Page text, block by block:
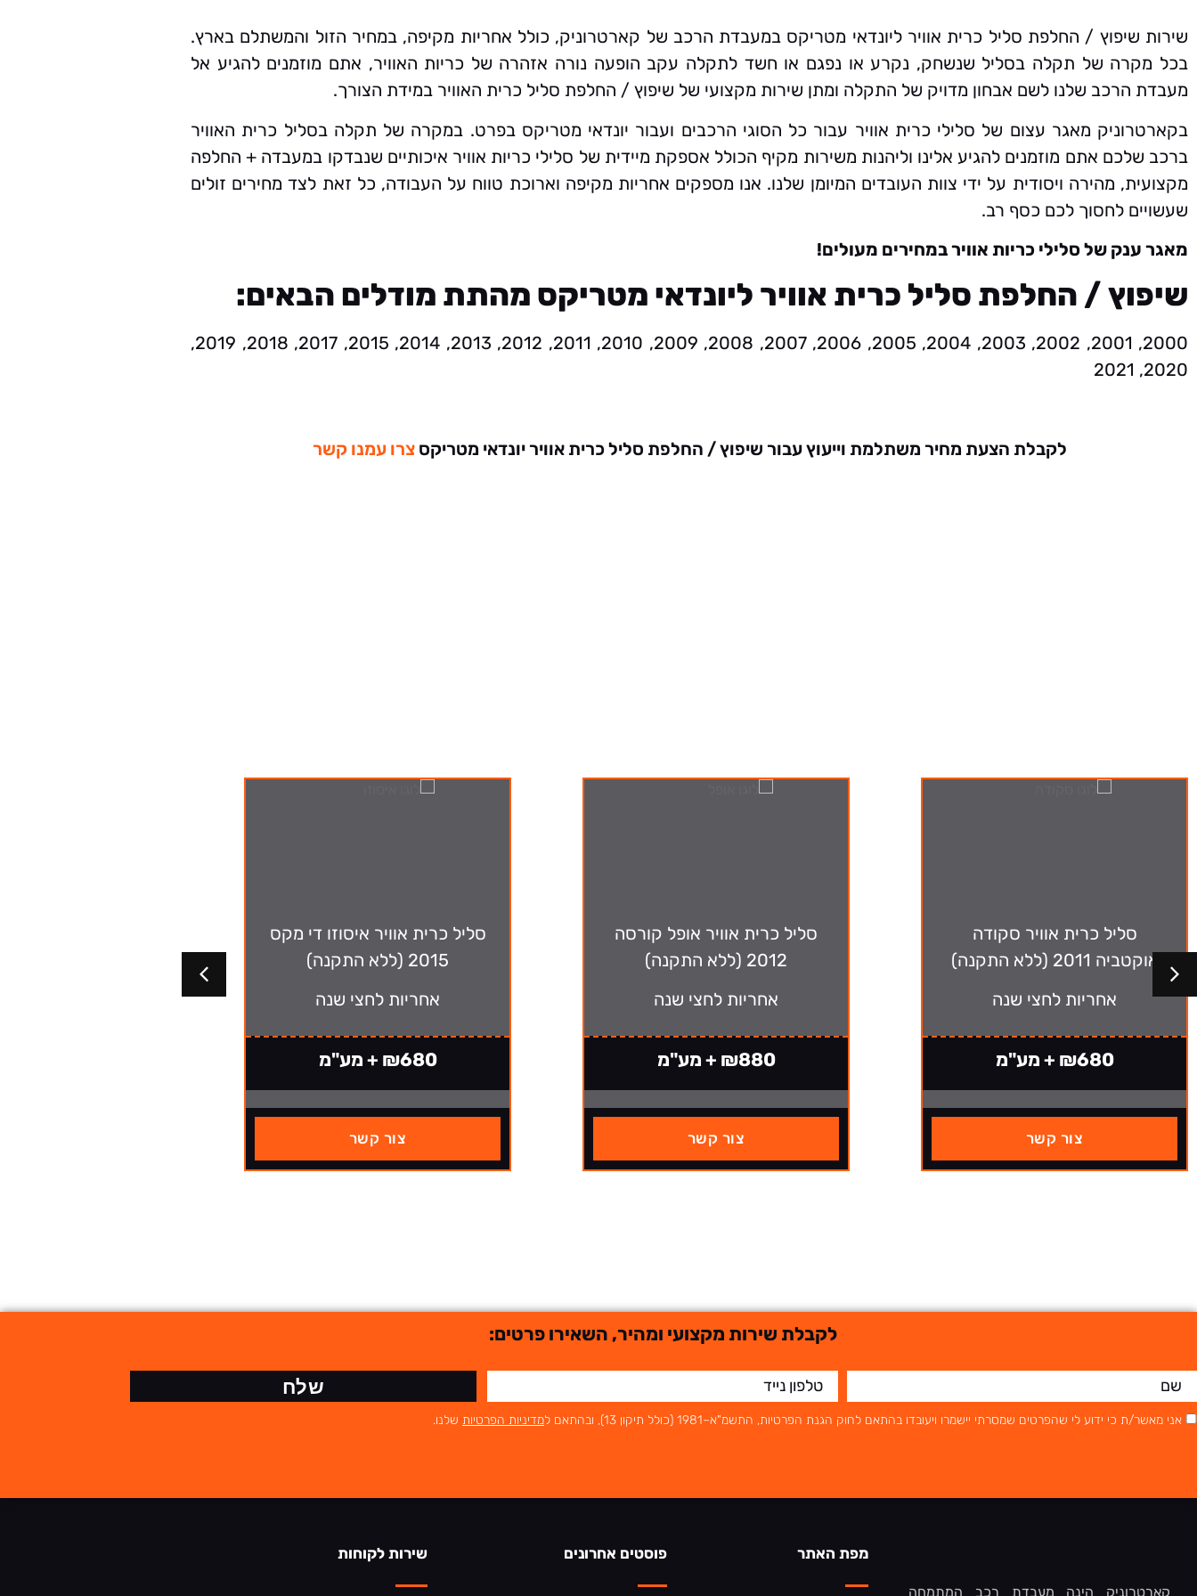
שירות שיפוץ / החלפת סליל כרית אוויר ליונדאי מטריקס במעבדת הרכב של קארטרוניק, כולל אחריות מקיפה, במחיר הזול והמשתלם בארץ.
בכל מקרה של תקלה בסליל שנשחק, נקרע או נפגם או חשד לתקלה עקב הופעה נורה אזהרה של כריות האוויר, אתם מוזמנים להגיע אל
מעבדת הרכב שלנו לשם אבחון מדויק של התקלה ומתן שירות מקצועי של שיפוץ / החלפת סליל כרית האוויר במידת הצורך.
בקארטרוניק מאגר עצום של סלילי כרית אוויר עבור כל הסוגי הרכבים ועבור יונדאי מטריקס בפרט. במקרה של תקלה בסליל כרית האוויר
ברכב שלכם אתם מוזמנים להגיע אלינו וליהנות משירות מקיף הכולל אספקת מיידית של סלילי כריות אוויר איכותיים שנבדקו במעבדה + החלפה
מקצועית, מהירה ויסודית על ידי צוות העובדים המיומן שלנו. אנו מספקים אחריות מקיפה וארוכת טווח על העבודה, כל זאת לצד מחירים זולים
שעשויים לחסוך לכם כסף רב.
מאגר ענק של סלילי כריות אוויר במחירים מעולים!
שיפוץ / החלפת סליל כרית אוויר ליונדאי מטריקס מהתת מודלים הבאים:
2000, 2001, 2002, 2003, 2004, 2005, 2006, 2007, 2008, 2009, 2010, 2011, 2012, 2013, 2014, 2015, 2017, 2018, 2019,
2020, 2021
לקבלת הצעת מחיר משתלמת וייעוץ עבור שיפוץ / החלפת סליל כרית אוויר יונדאי מטריקסצרו עמנו קשר
סליל כרית אוויר סקודה
אוקטביה 2011 (ללא התקנה)
אחריות לחצי שנה
₪680 + מע"מ
צור קשר
סליל כרית אוויר אופל קורסה
2012 (ללא התקנה)
אחריות לחצי שנה
₪880 + מע"מ
צור קשר
סליל כרית אוויר איסוזו די מקס
2015 (ללא התקנה)
אחריות לחצי שנה
₪680 + מע"מ
צור קשר
לקבלת שירות מקצועי ומהיר, השאירו פרטים:
אני מאשר/ת כי ידוע לי שהפרטים שמסרתי יישמרו ויעובדו בהתאם לחוק הגנת הפרטיות, התשמ"א–1981 (כולל תיקון 13), ובהתאם ל מדיניות הפרטיות שלנו.
שלח
קארטרוניק הינה מעבדת רכב המתמחה
מפת האתר פוסטים אחרונים שירות לקוחות